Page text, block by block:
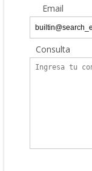
Email
Consulta